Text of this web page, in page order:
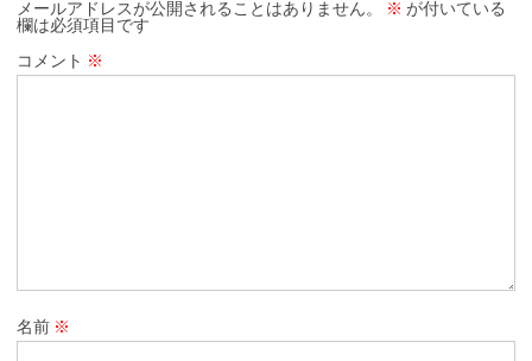
メールアドレスが公開されることはありません。 ※ が付いている
欄は必須項目です
コメント ※
名前 ※